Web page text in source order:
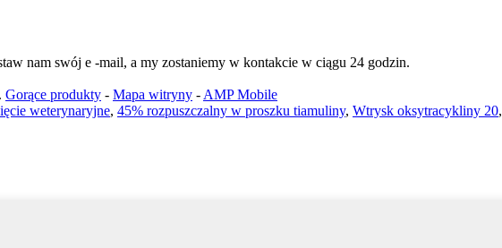
nam swój e -mail, a my zostaniemy w kontakcie w ciągu 24 godzin.
Gorące produkty - Mapa witryny - AMP Mobile
weterynaryjne, 45% rozpuszczalny w proszku tiamuliny, Wtrysk oksytracykliny 20,